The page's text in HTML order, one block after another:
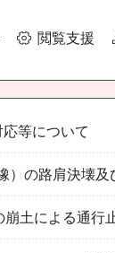
閲覧支援
等について
）の路肩決壊
土による通行